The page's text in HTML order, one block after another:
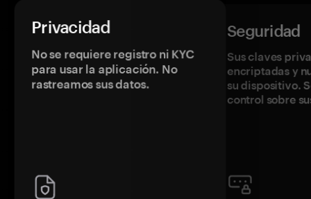
Privacidad
No se requiere registro ni KYC
para usar la aplicación. No
rastreamos sus datos.
Seguridad
Sus claves
encriptadas y
su dispositivo.
control sobre